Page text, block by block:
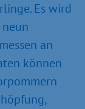
Es wird
an
können